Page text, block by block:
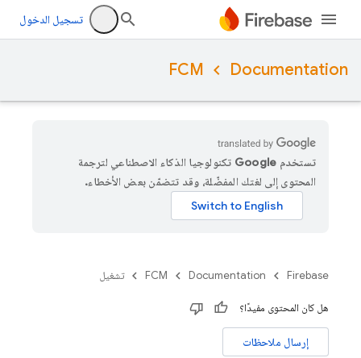
تسجيل الدخول
Documentation
FCM
تستخدم Google تكنولوجيا الذكاء الاصطناعي لترجمة
المحتوى إلى لغتك المفضّلة، وقد تتضمّن بعض الأخطاء.
Firebase
Documentation
FCM تشغيل
هل كان المحتوى مفيدًا؟
إرسال ملاحظات